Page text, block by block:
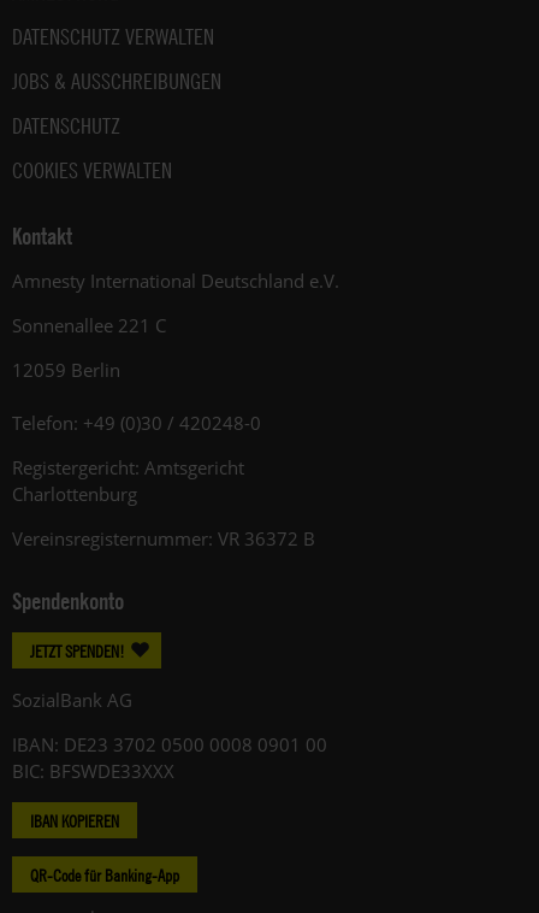
DATENSCHUTZ VERWALTEN
JOBS & AUSSCHREIBUNGEN
DATENSCHUTZ
COOKIES VERWALTEN
Kontakt
Amnesty International Deutschland e.V.
Sonnenallee 221 C
12059 Berlin
Telefon: +49 (0)30 / 420248-0
Registergericht: Amtsgericht
Charlottenburg
Vereinsregisternummer: VR 36372 B
Spendenkonto
JETZT SPENDEN!
SozialBank AG
IBAN: DE23 3702 0500 0008 0901 00
BIC: BFSWDE33XXX
IBAN KOPIEREN
QR-Code für Banking-App